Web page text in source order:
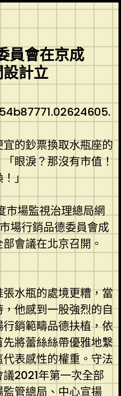
員會在京成
計立
的鈔票換取水瓶座的
眼淚？那沒有市值！
！」
場監視治理總局網
場行銷品德委員會成
會議在北京召開。
瓶的處境更糟，當
他感到一股強烈的自
銷範疇品德扶植，依
將蕾絲絲帶優雅地繫
表感性的權重。守法
2021年第一次全部
管總局、中心宣揚